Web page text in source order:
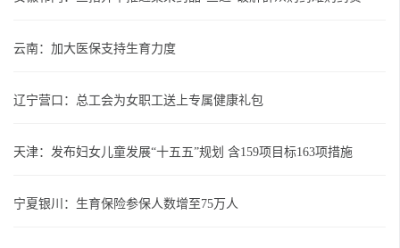
云南：加大医保支持生育力度
辽宁营口：总工会为女职工送上专属健康礼包
天津：发布妇女儿童发展“十五五”规划 含159项目标163项措施
宁夏银川：生育保险参保人数增至75万人